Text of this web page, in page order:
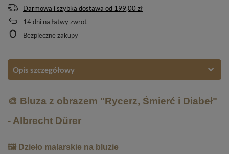
Darmowa i szybka dostawa od 199,00 zł
14dni na łatwy zwrot
Bezpieczne zakupy
Opis szczegółowy
🎨 Bluza z obrazem "Rycerz, Śmierć i Diabeł"
- Albrecht Dürer
🖼️ Dzieło malarskie na bluzie